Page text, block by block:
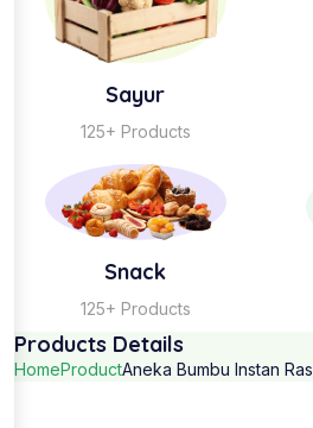
Sayur
125+ Products
Snack
125+ Products
Products Details
HomeProductAneka Bumbu Instan